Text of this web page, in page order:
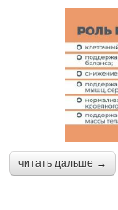
читать дальше →